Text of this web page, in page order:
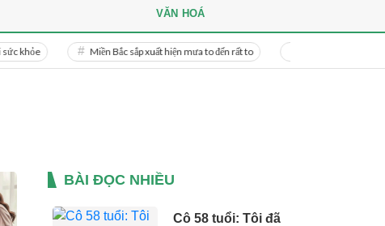
Miền Bắc sắp xuất hiện mưa to đến rất to Danh tính người phụ nữ bị
VĂN HOÁ
BÀI ĐỌC NHIỀU
Cô 58 tuổi: Tôi đã